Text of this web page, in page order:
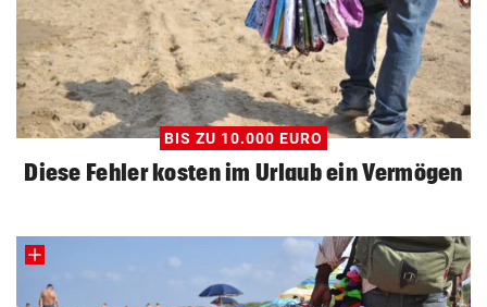
BIS ZU 10.000 EURO
Diese Fehler kosten im Urlaub ein Vermögen